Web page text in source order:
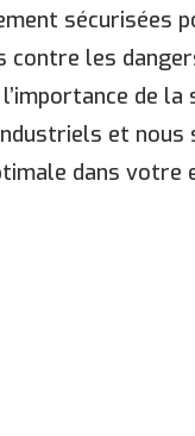
sécurisées
les
l’importance de
et nous
dans votre